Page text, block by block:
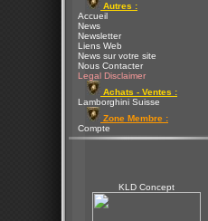
Autres :
Accueil
News
Newsletter
Liens Web
News sur votre site
Nous Contacter
Legal Disclaimer
Achats - Ventes :
Lamborghini Suisse
Zone Membre :
Compte
KLD Concept